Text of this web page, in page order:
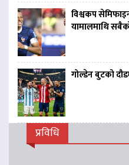
विश्वकप
यामालमाथि
गोल्डेन बुटको
प्रविधि